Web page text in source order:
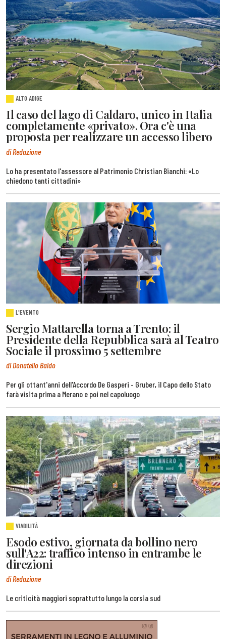
ALTO ADIGE
Il caso del lago di Caldaro, unico in Italia
completamente «privato». Ora c'è una
proposta per realizzare un accesso libero
di Redazione
Lo ha presentato l'assessore al Patrimonio Christian Bianchi: «Lo
chiedono tanti cittadini»
L'EVENTO
Sergio Mattarella torna a Trento: il
Presidente della Repubblica sarà al Teatro
Sociale il prossimo 5 settembre
di Donatello Baldo
Per gli ottant'anni dell'Accordo De Gasperi - Gruber, il Capo dello Stato
farà visita prima a Merano e poi nel capoluogo
VIABILITÀ
Esodo estivo, giornata da bollino nero
sull'A22: traffico intenso in entrambe le
direzioni
di Redazione
Le criticità maggiori soprattutto lungo la corsia sud